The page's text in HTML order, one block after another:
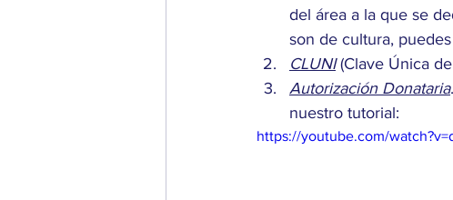
del área a la que se
son de cultura,
CLUNI (Clave Única
Autorización Donataria
nuestro tutorial:
https://youtube.com/